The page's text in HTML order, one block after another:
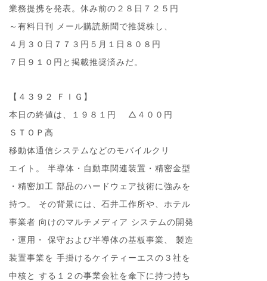
業務提携を発表。休み前の２８日７２５円
～有料日刊 メール購読新聞で推奨株し、
４月３０日７７３円５月１日８０８円
７日９１０円と掲載推奨済みだ。
【４３９２ ＦＩＧ】
本日の終値は、１９８１円 △４００円
ＳＴＯＰ高
移動体通信システムなどのモバイルクリ
エイト。 半導体・自動車関連装置・精密金型
・精密加工 部品のハードウェア技術に強みを
持つ。 その背景には、石井工作所や、ホテル
事業者 向けのマルチメディア システムの開発
・運用・ 保守および半導体の基板事業、 製造
装置事業を 手掛けるケイティーエスの３社を
中核と する１２の事業会社を傘下に持つ持ち